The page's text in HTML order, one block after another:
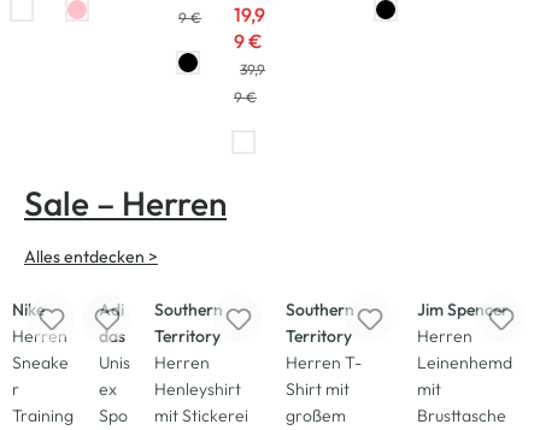
9 €
19,9
9 €
39,9
9 €
Sale – Herren
Alles entdecken >
-23%
Nike
Herren
Sneake
r
Training
-33%
Adi
das
Unis
ex
Spo
Southern
Territory
Herren
Henleyshirt
mit Stickerei
Southern
Territory
Herren T-
Shirt mit
großem
Jim Spencer
Herren
Leinenhemd
mit
Brusttasche